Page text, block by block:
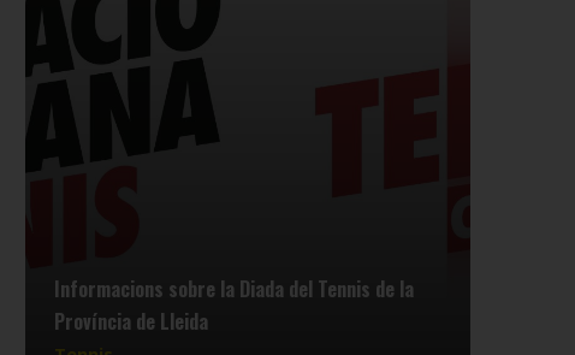
Informacions sobre la Diada del Tennis de la
Província de Lleida